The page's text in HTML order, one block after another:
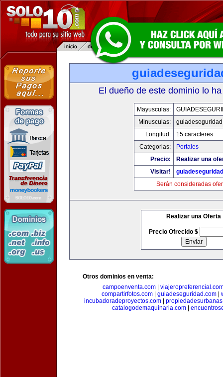
El dueño de este dominio lo
Mayusculas:
Minusculas:
Longitud:
15 caracteres
Categorias:
Portales
Precio:
Realizar una
Visitar!
Serán consideradas
Realizar una Oferta
Precio Ofrecido $
Otros dominios en venta:
campoenventa.com
compartirfotos.com| guiadeseguridad.com|
incubadoradeproyectos.com
catalogodemaquinaria.com|